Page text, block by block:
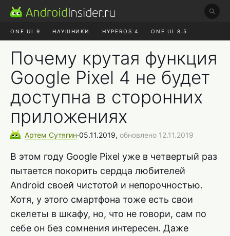
ONE UI 9 НАУШНИКИ HYPEROS 4 ONE UI 8.5
Почему крутая функция
Google Pixel 4 не будет
доступна в сторонних
приложениях
Артем Сутягин∙05.11.2019, обновлено 12.11.2019
В этом году Google Pixel уже в четвертый раз
пытается покорить сердца любителей
Android своей чистотой и непорочностью.
Хотя, у этого смартфона тоже есть свои
скелеты в шкафу, но, что не говори, сам по
себе он без сомнения интересен. Даже